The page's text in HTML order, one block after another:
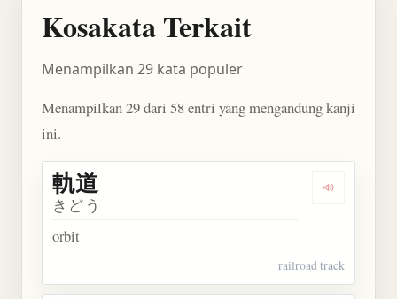
Kosakata Terkait
Menampilkan 29 kata populer
Menampilkan 29 dari 58 entri yang mengandung kanji
ini.
Dengarkan
軌道
きどう
orbit
railroad track